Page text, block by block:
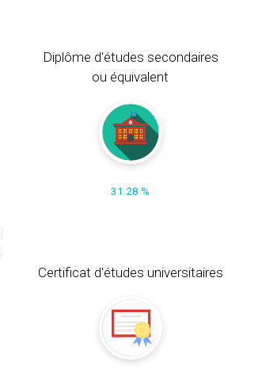
Diplôme d'études secondaires
ou équivalent
31.28 %
Certificat d'études universitaires